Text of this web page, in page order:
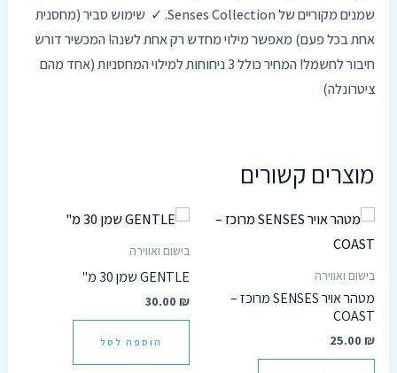
שמנים מקורייםשלSenses Collection. ✓ שימושסביר(מחסנית
אחתבכלפעם) מאפשר מילוי מחדשרקאחתלשנה!המכשיר דורש
חיבורלחשמל!המחירכולל3 ניחוחותלמילויהמחסניות(אחד מהם
ציטרונלה)
מוצרים קשורים
בישום ואווירה
מטהר אויר SENSES מרוכז –
COAST
25.00₪
בישום ואווירה
GENTLE שמן 30 מ"
30.00 ₪
הוספה לסל